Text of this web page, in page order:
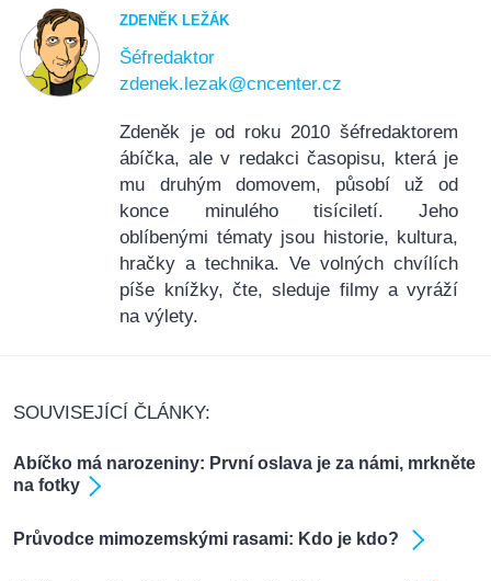
ZDENĚK LEŽÁK
Šéfredaktor
zdenek.lezak@cncenter.cz
Zdeněk je od roku 2010 šéfredaktorem
ábíčka, ale v redakci časopisu, která je
mu druhým domovem, působí už od
konce minulého tisíciletí. Jeho
oblíbenými tématy jsou historie, kultura,
hračky a technika. Ve volných chvílích
píše knížky, čte, sleduje filmy a vyráží
na výlety.
SOUVISEJÍCÍ ČLÁNKY:
Abíčko má narozeniny: První oslava je za námi, mrkněte
na fotky
Průvodce mimozemskými rasami: Kdo je kdo?